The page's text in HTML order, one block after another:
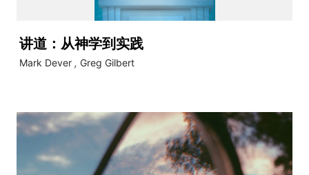
讲道：从神学到实践
Mark Dever , Greg Gilbert